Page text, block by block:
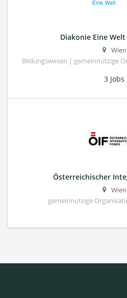
Diakonie Eine
Wien
Bildungswesen | gemeinnützige
3 Jobs
Österreichischer
Wien
gemeinnützige